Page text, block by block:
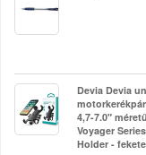
Devia Devia
4,7-7.0"
Voyager
Holder - fekete